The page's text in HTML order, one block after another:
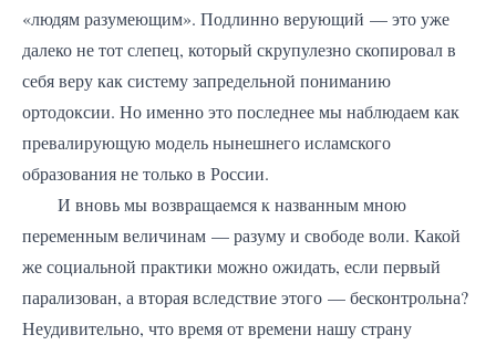
«людям разумеющим». Подлинно верующий — это уже
далеко не тот слепец, который скрупулезно скопировал в
себя веру как систему запредельной пониманию
ортодоксии. Но именно это последнее мы наблюдаем как
превалирующую модель нынешнего исламского
образования не только в России.
И вновь мы возвращаемся к названным мною
переменным величинам — разуму и свободе воли. Какой
же социальной практики можно ожидать, если первый
парализован, а вторая вследствие этого — бесконтрольна?
Неудивительно, что время от времени нашу страну